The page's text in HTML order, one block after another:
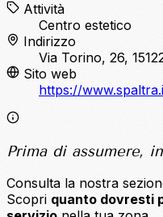
Attività
Centro estetico
Indirizzo
Via Torino, 26,
Sito web
https://
Prima di assumere,
Consulta la nostra
Scopri quanto dovresti